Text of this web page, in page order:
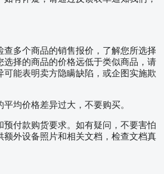
多个商品的销售报价，了解您所选择
选择的商品的价格远低于类似商品，请
能表明卖方隐瞒缺陷，或企图实施欺
均价格差异过大，不要购买。
付款购货要求。如有疑问，不要害怕
额外设备照片和相关文档，检查文档真